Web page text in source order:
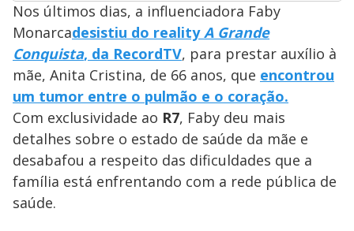
Nos últimos dias, a influenciadora Faby
Monarcadesistiu do realityA Grande
Conquista, da RecordTV, para prestar auxílio à
mãe, Anita Cristina, de 66 anos, que encontrou
um tumor entre o pulmão e o coração.
Com exclusividade ao R7, Faby deu mais
detalhes sobre o estado de saúde da mãe e
desabafou a respeito das dificuldades que a
família está enfrentando com a rede pública de
saúde.